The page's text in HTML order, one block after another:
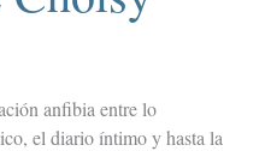
anfibia entre lo
el diario íntimo y hasta la